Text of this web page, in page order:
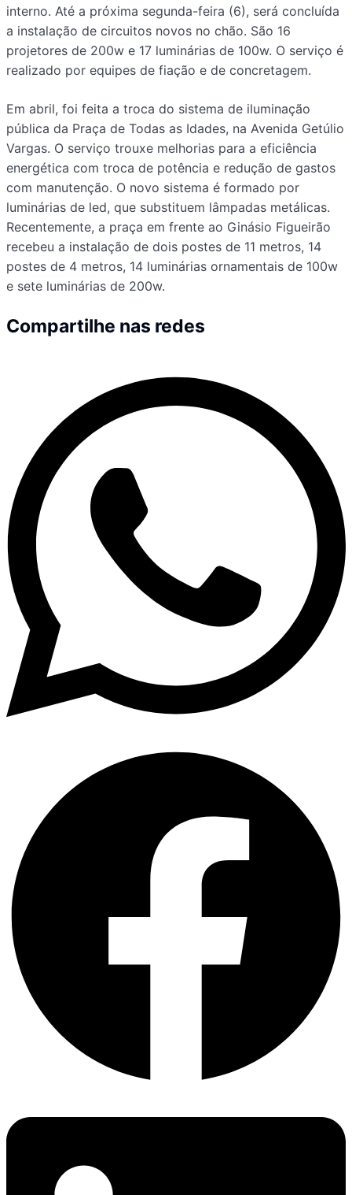
interno. Até a próxima segunda-feira (6), será concluída
a instalação de circuitos novos no chão. São 16
projetores de 200w e 17 luminárias de 100w. O serviço é
realizado por equipes de fiação e de concretagem.
Em abril, foi feita a troca do sistema de iluminação
pública da Praça de Todas as Idades, na Avenida Getúlio
Vargas. O serviço trouxe melhorias para a eficiência
energética com troca de potência e redução de gastos
com manutenção. O novo sistema é formado por
luminárias de led, que substituem lâmpadas metálicas.
Recentemente, a praça em frente ao Ginásio Figueirão
recebeu a instalação de dois postes de 11 metros, 14
postes de 4 metros, 14 luminárias ornamentais de 100w
e sete luminárias de 200w.
Compartilhe nas redes